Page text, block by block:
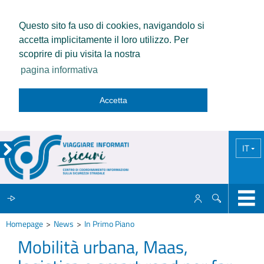
Questo sito fa uso di cookies, navigandolo si
accetta implicitamente il loro utilizzo. Per
scoprire di piu visita la nostra
pagina informativa
Accetta
IT
IL CCISS
NEWS
Homepage News In Primo Piano
Mobilità urbana, Maas,